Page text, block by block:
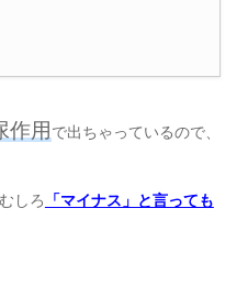
作用 で出ちゃっているので、
しろ
「マイナス」と言っても